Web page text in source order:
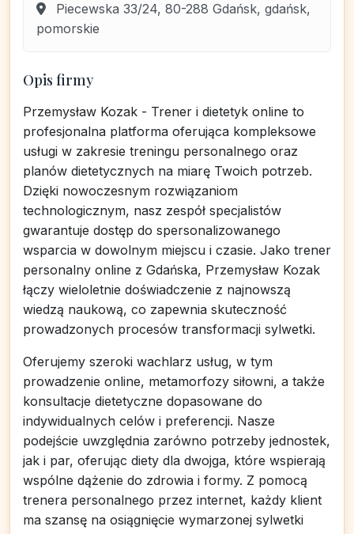
Piecewska 33/24, 80-288 Gdańsk, gdańsk,
pomorskie
Opis firmy
Przemysław Kozak - Trener i dietetyk online to
profesjonalna platforma oferująca kompleksowe
usługi w zakresie treningu personalnego oraz
planów dietetycznych na miarę Twoich potrzeb.
Dzięki nowoczesnym rozwiązaniom
technologicznym, nasz zespół specjalistów
gwarantuje dostęp do spersonalizowanego
wsparcia w dowolnym miejscu i czasie. Jako trener
personalny online z Gdańska, Przemysław Kozak
łączy wieloletnie doświadczenie z najnowszą
wiedzą naukową, co zapewnia skuteczność
prowadzonych procesów transformacji sylwetki.
Oferujemy szeroki wachlarz usług, w tym
prowadzenie online, metamorfozy siłowni, a także
konsultacje dietetyczne dopasowane do
indywidualnych celów i preferencji. Nasze
podejście uwzględnia zarówno potrzeby jednostek,
jak i par, oferując diety dla dwojga, które wspierają
wspólne dążenie do zdrowia i formy. Z pomocą
trenera personalnego przez internet, każdy klient
ma szansę na osiągnięcie wymarzonej sylwetki